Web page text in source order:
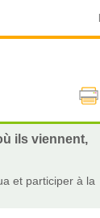
ils viennent,
et participer à la